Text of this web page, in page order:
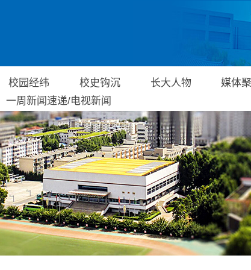
校园经纬 校史钩沉 长大人物
媒体
一周新闻速递/电视新闻